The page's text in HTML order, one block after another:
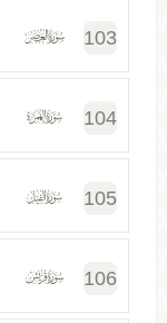
103
104
105
106